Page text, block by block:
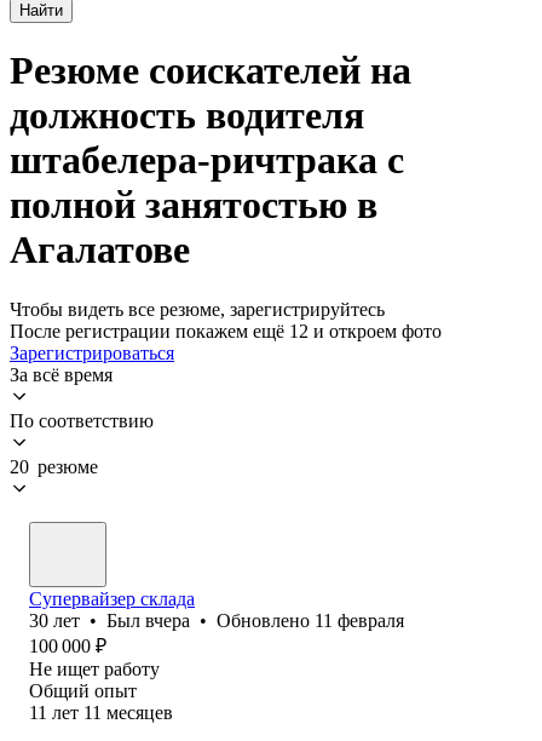
Найти
Резюме соискателей на
должность водителя
штабелера-ричтрака с
полной занятостью в
Агалатове
Чтобы видеть все резюме, зарегистрируйтесь
После регистрации покажем ещё 12 и откроем фото
Зарегистрироваться
За всё время
По соответствию
20 резюме
Супервайзер склада
30 лет • Был вчера • Обновлено 11 февраля
100 000 ₽
Не ищет работу
Общий опыт
11 лет 11 месяцев